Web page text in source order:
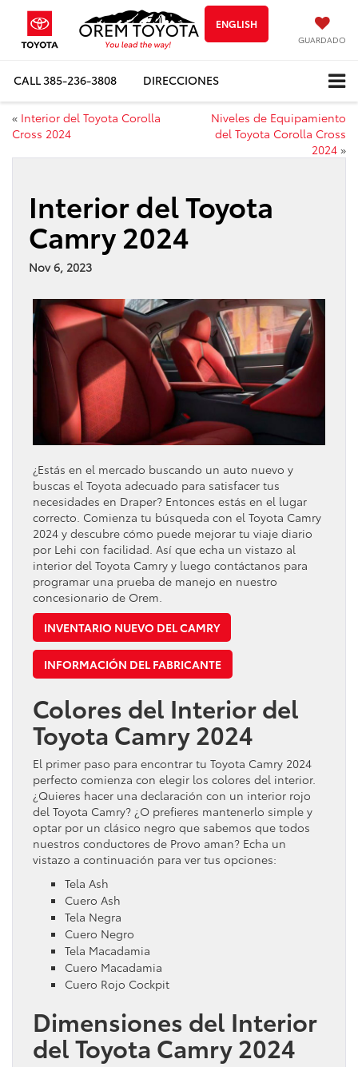
ENGLISH
GUARDADO
CALL385-236-3808 DIRECCIONES
« Interior del Toyota Corolla
Cross 2024
Niveles de Equipamiento
del Toyota Corolla Cross
2024 »
Interior del Toyota
Camry 2024
Nov 6, 2023
¿Estás en el mercado buscando un auto nuevo y
buscas el Toyota adecuado para satisfacer tus
necesidades en Draper? Entonces estás en el lugar
correcto. Comienza tu búsqueda con el Toyota Camry
2024 y descubre cómo puede mejorar tu viaje diario
por Lehi con facilidad. Así que echa un vistazo al
interior del Toyota Camry y luego contáctanos para
programar una prueba de manejo en nuestro
concesionario de Orem.
INVENTARIO NUEVO DEL CAMRY
INFORMACIÓN DEL FABRICANTE
Colores del Interior del
Toyota Camry 2024
El primer paso para encontrar tu Toyota Camry 2024
perfecto comienza con elegir los colores del interior.
¿Quieres hacer una declaración con un interior rojo
del Toyota Camry? ¿O prefieres mantenerlo simple y
optar por un clásico negro que sabemos que todos
nuestros conductores de Provo aman? Echa un
vistazo a continuación para ver tus opciones:
Tela Ash
Cuero Ash
Tela Negra
Cuero Negro
Tela Macadamia
Cuero Macadamia
Cuero Rojo Cockpit
Dimensiones del Interior
del Toyota Camry 2024